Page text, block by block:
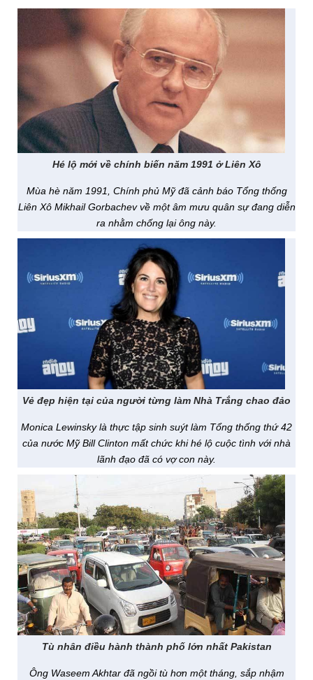
Hé lộ mới về chính biến năm 1991 ở Liên Xô
Mùa hè năm 1991, Chính phủ Mỹ đã cảnh báo Tổng thống
Liên Xô Mikhail Gorbachev về một âm mưu quân sự đang diễn
ra nhằm chống lại ông này.
Vẻ đẹp hiện tại của người từng làm Nhà Trắng chao đảo
Monica Lewinsky là thực tập sinh suýt làm Tổng thống thứ 42
của nước Mỹ Bill Clinton mất chức khi hé lộ cuộc tình với nhà
lãnh đạo đã có vợ con này.
Tù nhân điều hành thành phố lớn nhất Pakistan
Ông Waseem Akhtar đã ngồi tù hơn một tháng, sắp nhậm